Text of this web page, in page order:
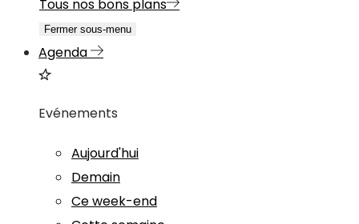
Tous nos bons plans
Fermer sous-menu
Agenda
Evénements
Aujourd'hui
Demain
Ce week-end